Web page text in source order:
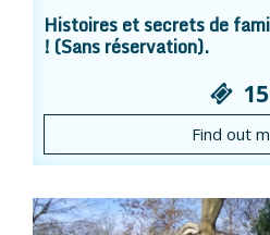
Histoires et secrets de
! (Sans réservation).
Find out